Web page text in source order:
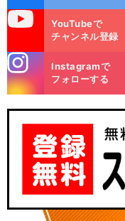
YouTubeで
チャンネル登録
m
Instagramで
フォローする